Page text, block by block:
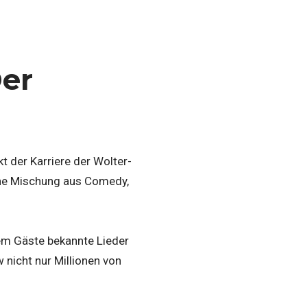
der Karriere der Wolter-
Mischung aus Comedy,
Gäste bekannte Lieder
nicht nur Millionen von